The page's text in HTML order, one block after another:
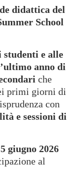
didattica del
School
e alle
anno di
che
primi giorni di
con
e sessioni di
giugno 2026
al